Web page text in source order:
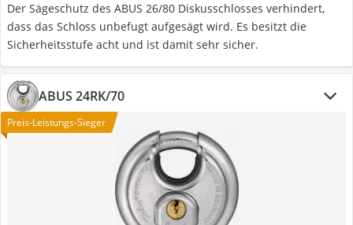
Der Sägeschutz des ABUS 26/80 Diskusschlosses verhindert,
dass das Schloss unbefugt aufgesägt wird. Es besitzt die
Sicherheitsstufe acht und ist damit sehr sicher.
ABUS 24RK/70
Preis-Leistungs-Sieger